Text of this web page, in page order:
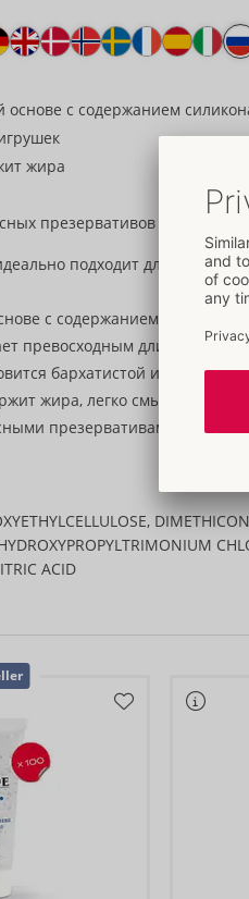
основе с содержанием
жира
презервативов
подходит для
с содержанием силикона
превосходным длительным
бархатистой и
жира, легко смывается.
презервативами и секс-
ACID